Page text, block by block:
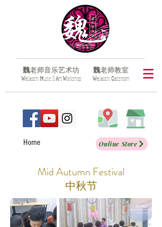
魏老师音乐艺术坊
​WeilaoshiMusic &ArtWorkshop
魏老师教室
​WeilaoshiClassroom
Home Online Store
Mid Autumn Festival
中秋节